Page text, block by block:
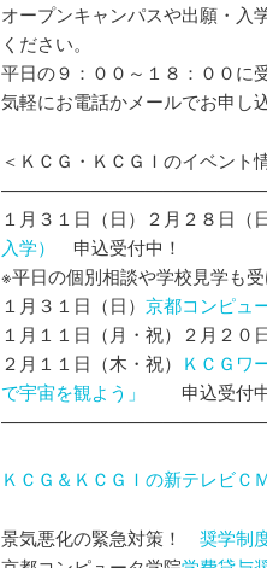
オープンキャンパスや出願・入
ください。
平日の９：００～１８：００に
気軽にお電話かメールでお申し
＜ＫＣＧ・ＫＣＧＩのイベント
１月３１日（日）２月２８日（日
入学）
申込受付中！
※平日の個別相談や学校見学も
１月３１日（日） 京都コンピュ
１月１１日（月・祝）２月２０
２月１１日（木・祝） ＫＣＧワ
で宇宙を観よう」
申込受付中
ＫＣＧ＆ＫＣＧＩの新テレビＣ
景気悪化の緊急対策！ 奨学制